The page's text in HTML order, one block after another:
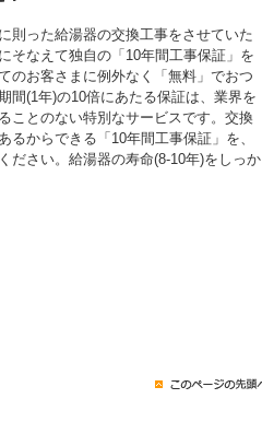
則った給湯器の交換工事をさせていた
そなえて独自の「10年間工事保証」を
のお客さまに例外なく「無料」でおつ
間(1年)の10倍にあたる保証は、業界を
ことのない特別なサービスです。交換
るからできる「10年間工事保証」を、
ださい。給湯器の寿命(8-10年)をしっか